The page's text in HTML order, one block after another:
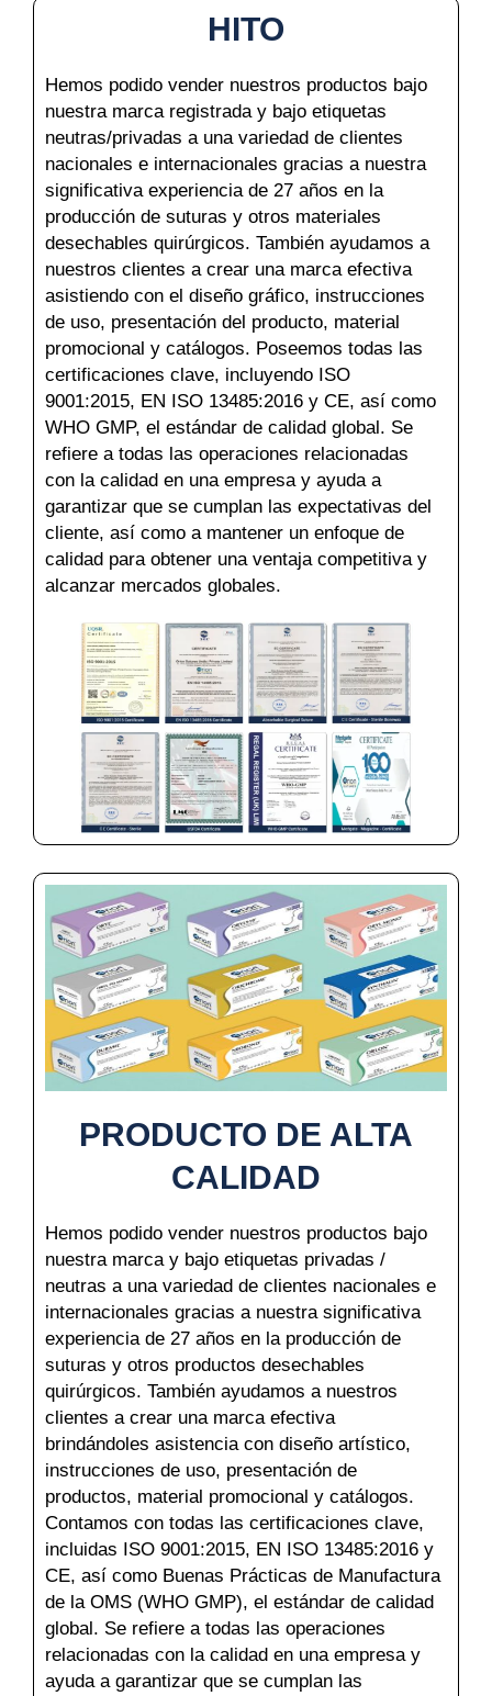
HITO
Hemos podido vender nuestros productos bajo
nuestra marca registrada y bajo etiquetas
neutras/privadas a una variedad de clientes
nacionales e internacionales gracias a nuestra
significativa experiencia de 27 años en la
producción de suturas y otros materiales
desechables quirúrgicos. También ayudamos a
nuestros clientes a crear una marca efectiva
asistiendo con el diseño gráfico, instrucciones
de uso, presentación del producto, material
promocional y catálogos. Poseemos todas las
certificaciones clave, incluyendo ISO
9001:2015, EN ISO 13485:2016 y CE, así como
WHO GMP, el estándar de calidad global. Se
refiere a todas las operaciones relacionadas
con la calidad en una empresa y ayuda a
garantizar que se cumplan las expectativas del
cliente, así como a mantener un enfoque de
calidad para obtener una ventaja competitiva y
alcanzar mercados globales.
PRODUCTO DE ALTA
CALIDAD
Hemos podido vender nuestros productos bajo
nuestra marca y bajo etiquetas privadas /
neutras a una variedad de clientes nacionales e
internacionales gracias a nuestra significativa
experiencia de 27 años en la producción de
suturas y otros productos desechables
quirúrgicos. También ayudamos a nuestros
clientes a crear una marca efectiva
brindándoles asistencia con diseño artístico,
instrucciones de uso, presentación de
productos, material promocional y catálogos.
Contamos con todas las certificaciones clave,
incluidas ISO 9001:2015, EN ISO 13485:2016 y
CE, así como Buenas Prácticas de Manufactura
de la OMS (WHO GMP), el estándar de calidad
global. Se refiere a todas las operaciones
relacionadas con la calidad en una empresa y
ayuda a garantizar que se cumplan las